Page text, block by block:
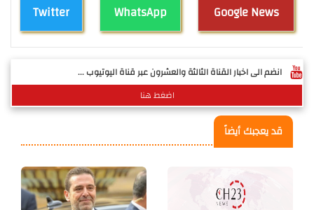
Twitter WhatsApp Google News
انضم الى اخبار القناة الثالثة والعشرون عبر قناة اليوتيوب ...
اضغط هنا
قد يعجبك أيضاً